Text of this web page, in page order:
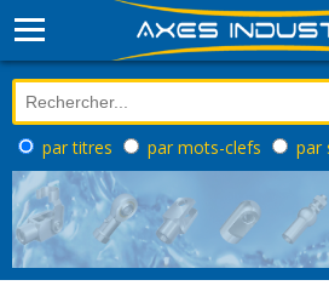
par titres par mots-clefs par